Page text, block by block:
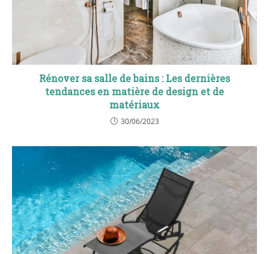
Rénover sa salle de bains : Les dernières
tendances en matière de design et de
matériaux
30/06/2023